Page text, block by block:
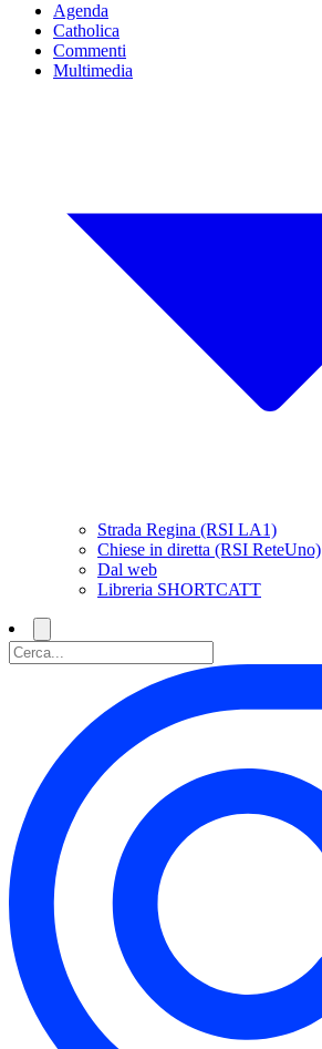
Agenda
Catholica
Commenti
Multimedia
Strada Regina (RSI LA1)
Chiese in diretta (RSI ReteUno)
Dal web
Libreria SHORTCATT